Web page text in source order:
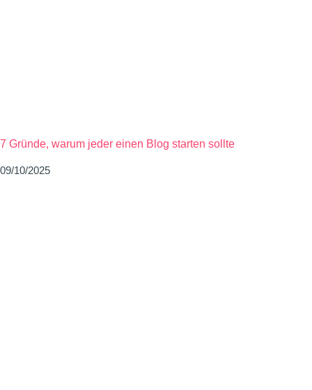
7 Gründe, warum jeder einen Blog starten sollte
09/10/2025